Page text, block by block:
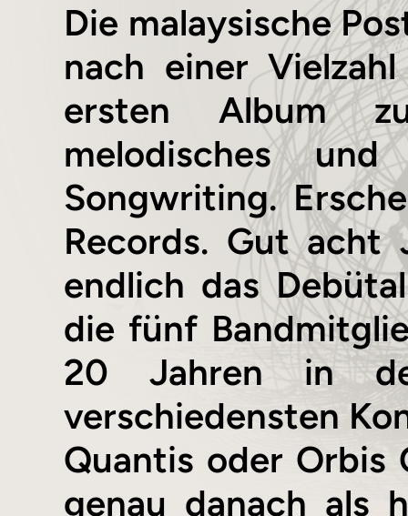
Die malaysische
nach einer
ersten Album
melodisches und
Songwriting.
Records. Gut acht
endlich das
die fünf
20 Jahren in
verschiedensten
Quantis oder Orbis
genau danach als